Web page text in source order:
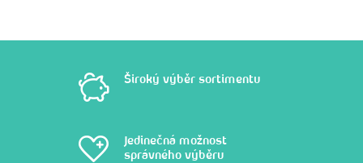
Široký výběr sortimentu
Jedinečná možnost
správného výběru